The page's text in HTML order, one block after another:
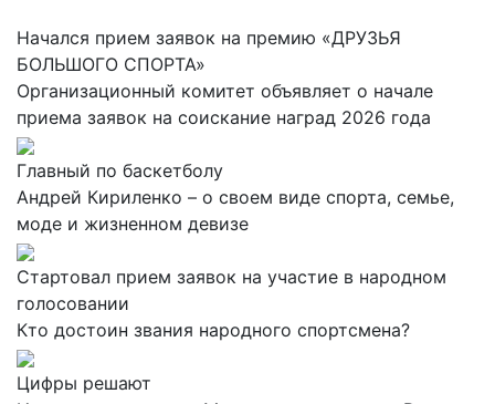
Начался прием заявок на премию «ДРУЗЬЯ
БОЛЬШОГО СПОРТА»
Организационный комитет объявляет о начале
приема заявок на соискание наград 2026 года
Главный по баскетболу
Андрей Кириленко – о своем виде спорта, семье,
моде и жизненном девизе
Стартовал прием заявок на участие в народном
голосовании
Кто достоин звания народного спортсмена?
Цифры решают